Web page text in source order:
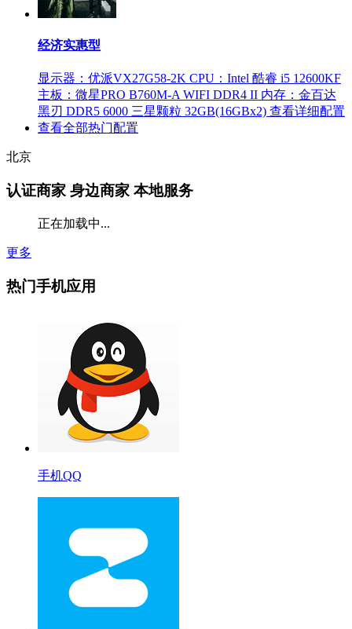
经济实惠型
显示器：优派VX27G58-2K CPU：Intel 酷睿 i5 12600KF
主板：微星PRO B760M-A WIFI DDR4 II 内存：金百达
黑刃 DDR5 6000 三星颗粒 32GB(16GBx2) 查看详细配置
查看全部热门配置
北京
认证商家 身边商家 本地服务
正在加载中...
更多
热门手机应用
手机QQ